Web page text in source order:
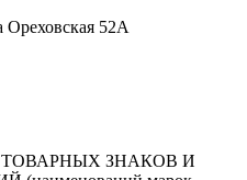
52А
ТОВАРНЫХ ЗНАКОВ И